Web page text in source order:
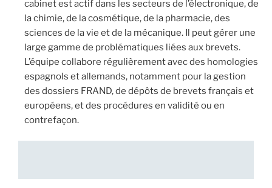
cabinet est actif dans les secteurs de l’électronique, de
la chimie, de la cosmétique, de la pharmacie, des
sciences de la vie et de la mécanique. Il peut gérer une
large gamme de problématiques liées aux brevets.
L’équipe collabore régulièrement avec des homologies
espagnols et allemands, notamment pour la gestion
des dossiers FRAND, de dépôts de brevets français et
européens, et des procédures en validité ou en
contrefaçon.